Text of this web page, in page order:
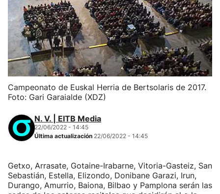
Campeonato de Euskal Herria de Bertsolaris de 2017.
Foto: Gari Garaialde (XDZ)
N. V. | EITB Media
22/06/2022 - 14:45
Última actualización 22/06/2022 - 14:45
Getxo, Arrasate, Gotaine-Irabarne, Vitoria-Gasteiz, San
Sebastián, Estella, Elizondo, Donibane Garazi, Irun,
Durango, Amurrio, Baiona, Bilbao y Pamplona serán las